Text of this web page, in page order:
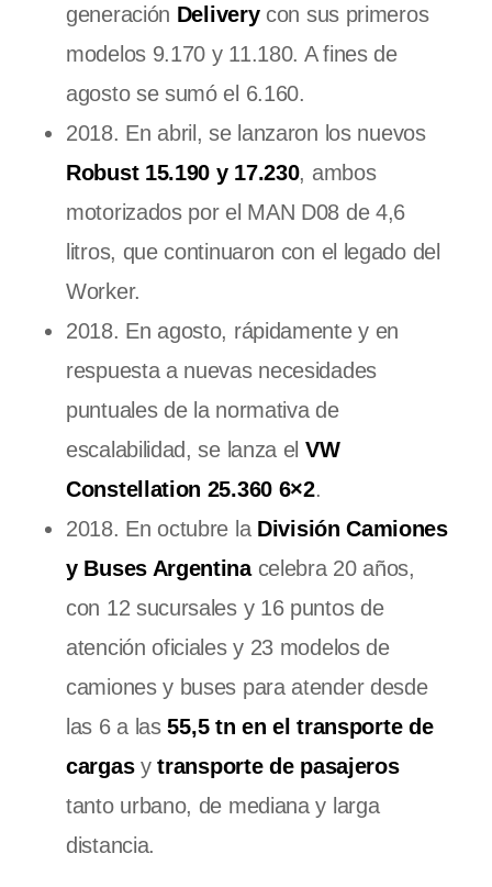
generación Deliverycon sus primeros
modelos 9.170 y 11.180. A fines de
agosto se sumó el 6.160.
2018. En abril, se lanzaron los nuevos
Robust 15.190 y 17.230, ambos
motorizados por el MAN D08 de 4,6
litros, que continuaron con el legado del
Worker.
2018. En agosto, rápidamente y en
respuesta a nuevas necesidades
puntuales de la normativa de
escalabilidad, se lanza el VW
Constellation 25.360 6×2.
2018. En octubre la División Camiones
y Buses Argentinacelebra 20 años,
con 12 sucursales y 16 puntos de
atención oficiales y 23 modelos de
camiones y buses para atender desde
las 6 a las55,5 tn en el transporte de
cargasytransporte de pasajeros
tanto urbano, de mediana y larga
distancia.